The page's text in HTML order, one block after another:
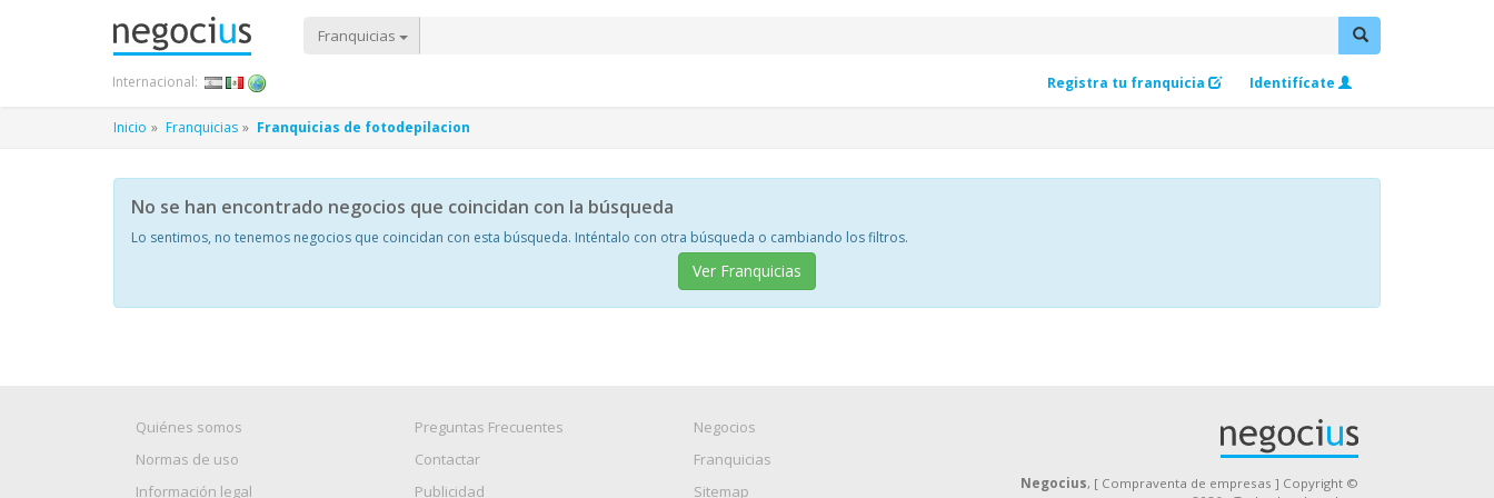
Franquicias
Registra tu franquicia Identifícate
Internacional:
Inicio Franquicias Franquicias de fotodepilacion
No se han encontrado negocios que coincidan con la búsqueda
Lo sentimos, no tenemos negocios que coincidan con esta búsqueda. Inténtalo con otra búsqueda o cambiando los filtros.
Ver Franquicias
Quiénes somos
Normas de uso
Información legal
Preguntas Frecuentes
Contactar
Publicidad
Negocios
Franquicias
Sitemap
Negocius, [ Compraventa de empresas ] Copyright ©